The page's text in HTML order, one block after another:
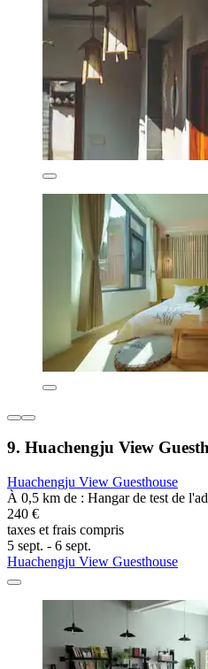
9. Huachengju View
Huachengju View Guesthouse
À 0,5 km de : Hangar de test de
240 €
taxes et frais compris
5 sept. - 6 sept.
Huachengju View Guesthouse